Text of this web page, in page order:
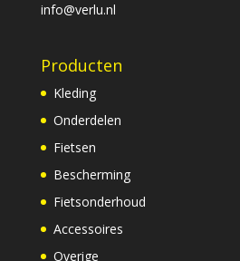
info@verlu.nl
Producten
Kleding
Onderdelen
Fietsen
Bescherming
Fietsonderhoud
Accessoires
Overige